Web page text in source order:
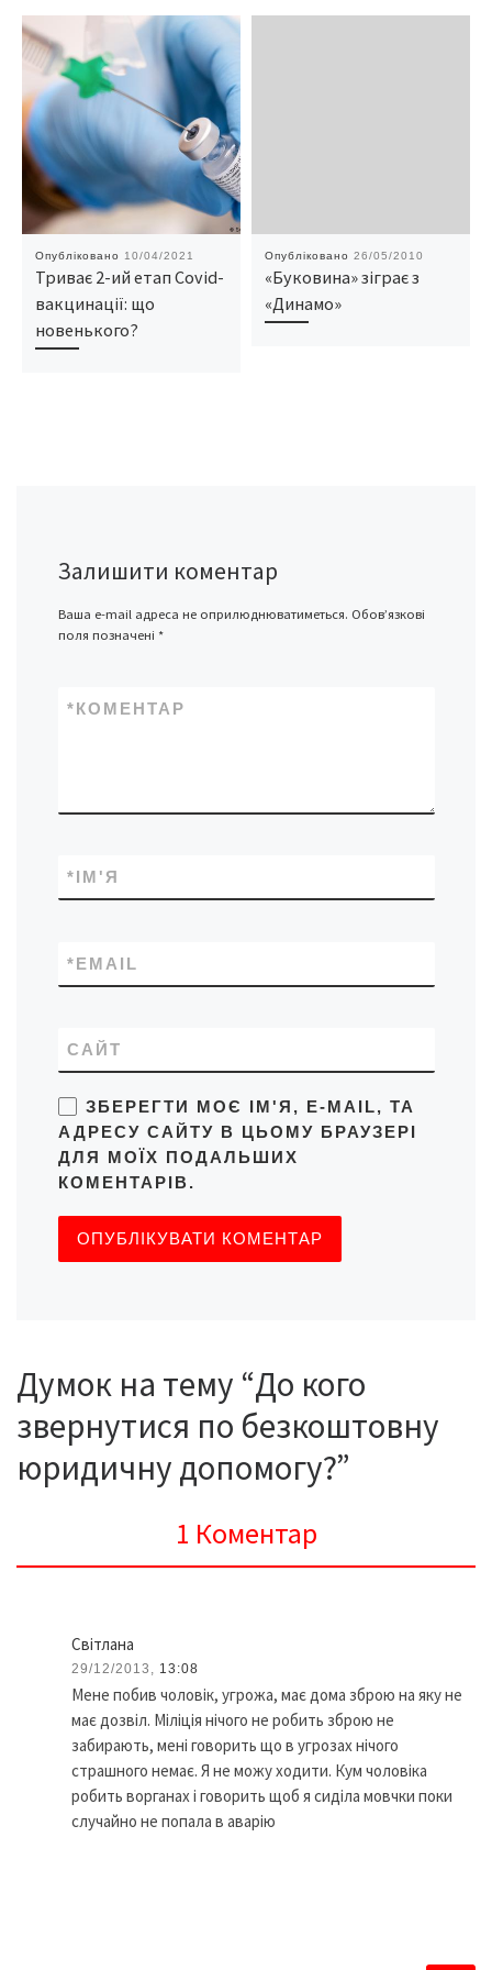
Опубліковано 10/04/2021
Триває 2-ий етап Covid-
вакцинації: що
новенького?
Опубліковано 26/05/2010
«Буковина» зіграє з
«Динамо»
Залишити коментар
Ваша e-mail адреса не оприлюднюватиметься. Обов’язкові
поля позначені *
КОМЕНТАР
*
ІМ'Я
*
EMAIL
*
САЙТ
ЗБЕРЕГТИ МОЄ ІМ'Я, E-MAIL, ТА
АДРЕСУ САЙТУ В ЦЬОМУ БРАУЗЕРІ
ДЛЯ МОЇХ ПОДАЛЬШИХ
КОМЕНТАРІВ.
Думок на тему “До кого
звернутися по безкоштовну
юридичну допомогу?”
1 Коментар
Світлана
29/12/2013, 13:08
Мене побив чоловік, угрожа, має дома зброю на яку не
має дозвіл. Міліція нічого не робить зброю не
забирають, мені говорить що в угрозах нічого
страшного немає. Я не можу ходити. Кум чоловіка
робить ворганах і говорить щоб я сиділа мовчки поки
случайно не попала в аварію